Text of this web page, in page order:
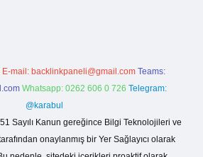
E-mail: backlinkpaneli@gmail.com Teams:
Whatsapp: 0262 606 0 726 Telegram:
@karabul
Sayılı Kanun gereğince Bilgi Teknolojileri ve
onaylanmış bir Yer Sağlayıcı olarak